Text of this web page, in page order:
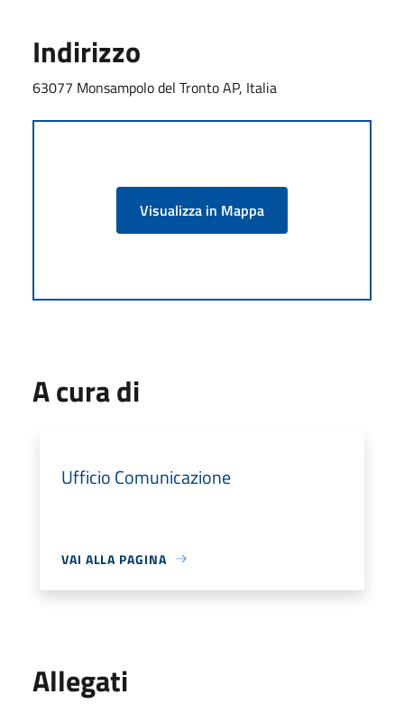
Indirizzo
63077 Monsampolo del Tronto AP, Italia
Visualizza in Mappa
A cura di
Ufficio Comunicazione
VAI ALLA PAGINA
Allegati